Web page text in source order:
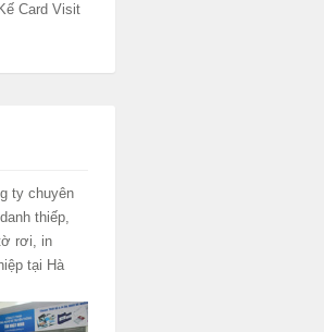
Card Visit
ty chuyên
thiếp,
rơi, in
tại Hà